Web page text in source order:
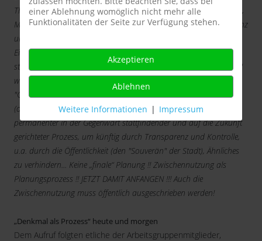
Therapeuten, Philosophen, Bürgern der Stadt, Geologen, Sportlern,
Musikern, Studenten KHM / FH für Design ISD / Hochschule für Tanz
und Musik, Archäologen...) - - - und zwar soll m. E. (außer des
Einsturzes selbst, der Todesopfer, der Verluste...) vor allem der
strukturellen Fehler im demokratischen Gefüge der Stadt "gedacht"
werden, die zu dem Unglück geführt haben - - -
"Gedenken" auch nicht nur im Sinne von "Kerze anzünden"
(obwohl Rituale wichtig und heilsam sind), sondern als
permanenter in der Gegenwart stattfindender und auf die Zukunft
gerichteter Prozess, um künftig durch Transparenz und Kontrolle,
u.a. durch die Öffentlichkeit (den "Souverän" der Stadt), Ähnliches
zu verhindern... Keine „finale“ Planung !! Zwischennutzung als
Planungsprozess !! JETZT DAMIT ANFANGEN !!! Auch die
Zwischennutzung muss öffentlich ausgeschrieben werden!
„Denkmal als Prozess“ heute und morgen
Dem Aufruf folgten etliche der Arbeitsgruppenmitglieder,
einer Ablehnung womöglich nicht mehr alle
Funktionalitäten der Seite zur Verfügung stehen.
Akzeptieren
Ablehnen
Weitere Informationen | Impressum